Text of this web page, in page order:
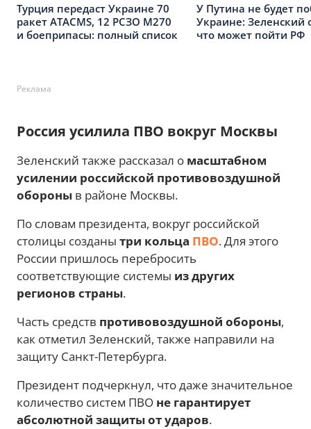
Турция передаст Украине 70
ракет ATACMS, 12 РСЗО M270
и боеприпасы: полный список
У Путина не будет
Украине: Зеленский
что может пойти РФ
Реклама
Россия усилила ПВО вокруг Москвы
Зеленский также рассказал о масштабном
усилении российской противовоздушной
обороны в районе Москвы.
По словам президента, вокруг российской
столицы созданы три кольца ПВО. Для этого
России пришлось перебросить
соответствующие системы из других
регионов страны.
Часть средств противовоздушной обороны,
как отметил Зеленский, также направили на
защиту Санкт-Петербурга.
Президент подчеркнул, что даже значительное
количество систем ПВО не гарантирует
абсолютной защиты от ударов.